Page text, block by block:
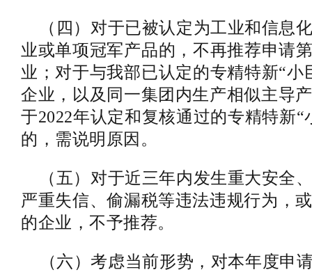
（四）对于已被认定为工业和信息
业或单项冠军产品的，不再推荐申请
业；对于与我部已认定的专精特新“
企业，以及同一集团内生产相似主导
于2022年认定和复核通过的专精特新
的，需说明原因。
（五）对于近三年内发生重大安全
严重失信、偷漏税等违法违规行为，
的企业，不予推荐。
（六）考虑当前形势，对本年度申